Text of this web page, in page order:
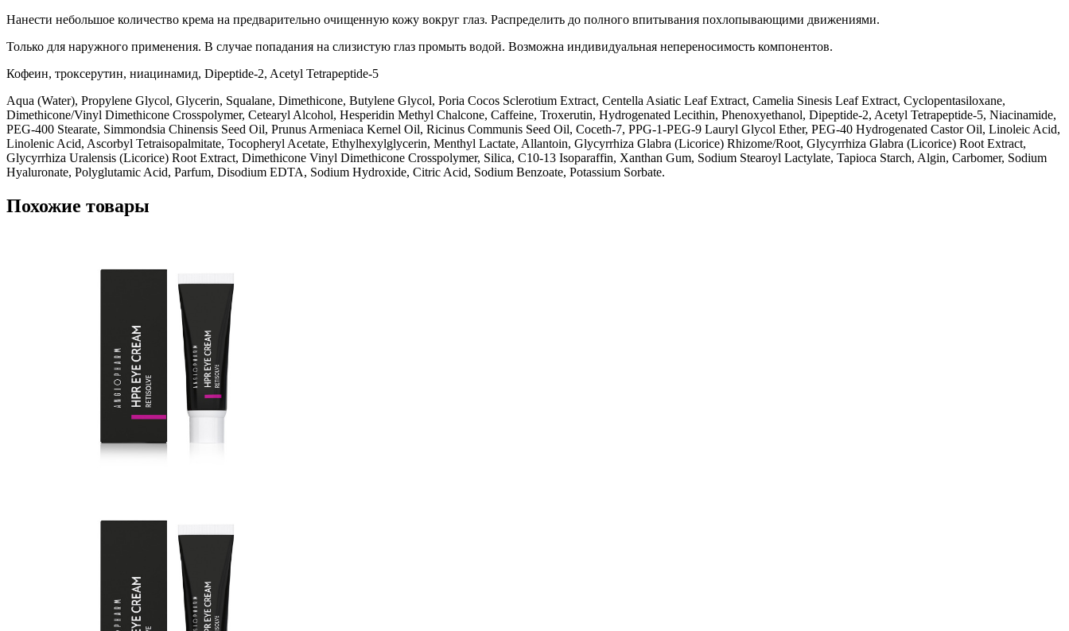
Нанести небольшое количество крема на предварительно очищенную кожу вокруг глаз. Распределить до полного впитывания похлопывающими движениями.
Только для наружного применения. В случае попадания на слизистую глаз промыть водой. Возможна индивидуальная непереносимость компонентов.
Кофеин, троксерутин, ниацинамид, Dipeptide-2, Acetyl Tetrapeptide-5
Aqua (Water), Propylene Glycol, Glycerin, Squalane, Dimethicone, Butylene Glycol, Poria Cocos Sclerotium Extract, Centella Asiatic Leaf Extract, Camelia Sinesis Leaf Extract, Cyclopentasiloxane,
Dimethicone/Vinyl Dimethicone Crosspolymer, Cetearyl Alcohol, Hesperidin Methyl Chalcone, Caffeine, Troxerutin, Hydrogenated Lecithin, Phenoxyethanol, Dipeptide-2, Acetyl Tetrapeptide-5, Niacinamide,
PEG-400 Stearate, Simmondsia Chinensis Seed Oil, Prunus Armeniaca Kernel Oil, Ricinus Communis Seed Oil, Coceth-7, PPG-1-PEG-9 Lauryl Glycol Ether, PEG-40 Hydrogenated Castor Oil, Linoleic Acid,
Linolenic Acid, Ascorbyl Tetraisopalmitate, Tocopheryl Acetate, Ethylhexylglycerin, Menthyl Lactate, Allantoin, Glycyrrhiza Glabra (Licorice) Rhizome/Root, Glycyrrhiza Glabra (Licorice) Root Extract,
Glycyrrhiza Uralensis (Licorice) Root Extract, Dimethicone Vinyl Dimethicone Crosspolymer, Silica, C10-13 Isoparaffin, Xanthan Gum, Sodium Stearoyl Lactylate, Tapioca Starch, Algin, Carbomer, Sodium
Hyaluronate, Polyglutamic Acid, Parfum, Disodium EDTA, Sodium Hydroxide, Citric Acid, Sodium Benzoate, Potassium Sorbate.
Похожие товары